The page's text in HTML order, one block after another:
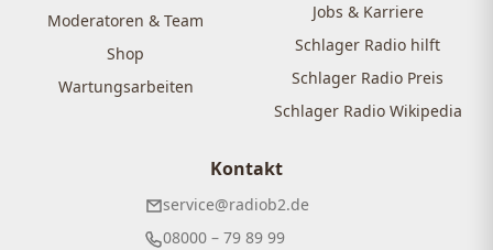
Moderatoren & Team
Shop
Wartungsarbeiten
Jobs & Karriere
Schlager Radio hilft
Schlager Radio Preis
Schlager Radio Wikipedia
Kontakt
service@radiob2.de
08000 – 79 89 99